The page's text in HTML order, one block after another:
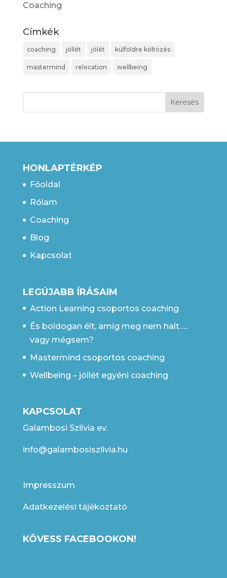
Coaching
Címkék
coaching jóllét jólét külföldre költözés
mastermind relocation wellbeing
HONLAPTÉRKÉP
Főoldal
Rólam
Coaching
Blog
Kapcsolat
LEGÚJABB ÍRÁSAIM
Action Learning csoportos coaching
És boldogan élt, amíg meg nem halt…..
vagy mégsem?
Mastermind csoportos coaching
Wellbeing – jóllét egyéni coaching
KAPCSOLAT
Galambosi Szilvia ev.
info@galambosiszilvia.hu
Impresszum
Adatkezelési tájékoztató
KÖVESS FACEBOOKON!